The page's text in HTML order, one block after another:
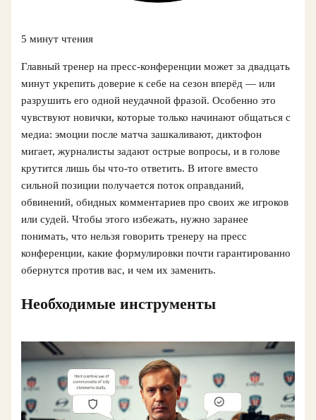
5 минут чтения
Главный тренер на пресс-конференции может за двадцать
минут укрепить доверие к себе на сезон вперёд — или
разрушить его одной неудачной фразой. Особенно это
чувствуют новички, которые только начинают общаться с
медиа: эмоции после матча зашкаливают, диктофон
мигает, журналисты задают острые вопросы, и в голове
крутится лишь бы что-то ответить. В итоге вместо
сильной позиции получается поток оправданий,
обвинений, обидных комментариев про своих же игроков
или судей. Чтобы этого избежать, нужно заранее
понимать, что нельзя говорить тренеру на пресс
конференции, какие формулировки почти гарантированно
обернутся против вас, и чем их заменить.
Необходимые инструменты